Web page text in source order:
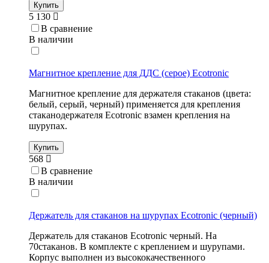
Купить
5 130
В сравнение
В наличии
Магнитное крепление для ДДС (серое) Ecotronic
Магнитное крепление для держателя стаканов (цвета:
белый, серый, черный) применяется для крепления
стаканодержателя Ecotronic взамен крепления на
шурупах.
Купить
568
В сравнение
В наличии
Держатель для стаканов на шурупах Ecotronic (черный)
Держатель для стаканов Ecotronic черный. На
70стаканов. В комплекте с креплением и шурупами.
Корпус выполнен из высококачественного